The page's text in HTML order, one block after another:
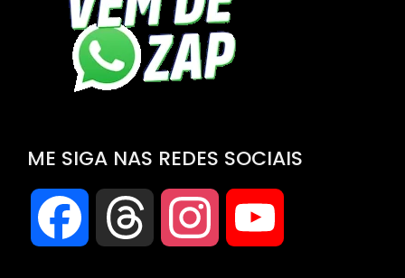
ME SIGA NAS REDES SOCIAIS
Facebook Threads Instagram